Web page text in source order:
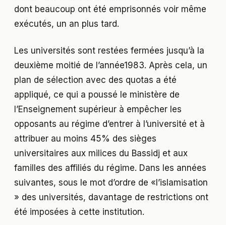
dont beaucoup ont été emprisonnés voir même
exécutés, un an plus tard.
Les universités sont restées fermées jusqu’à la
deuxième moitié de l’année1983. Après cela, un
plan de sélection avec des quotas a été
appliqué, ce qui a poussé le ministère de
l’Enseignement supérieur à empêcher les
opposants au régime d’entrer à l’université et à
attribuer au moins 45% des sièges
universitaires aux milices du Bassidj et aux
familles des affiliés du régime. Dans les années
suivantes, sous le mot d’ordre de «l’islamisation
» des universités, davantage de restrictions ont
été imposées à cette institution.